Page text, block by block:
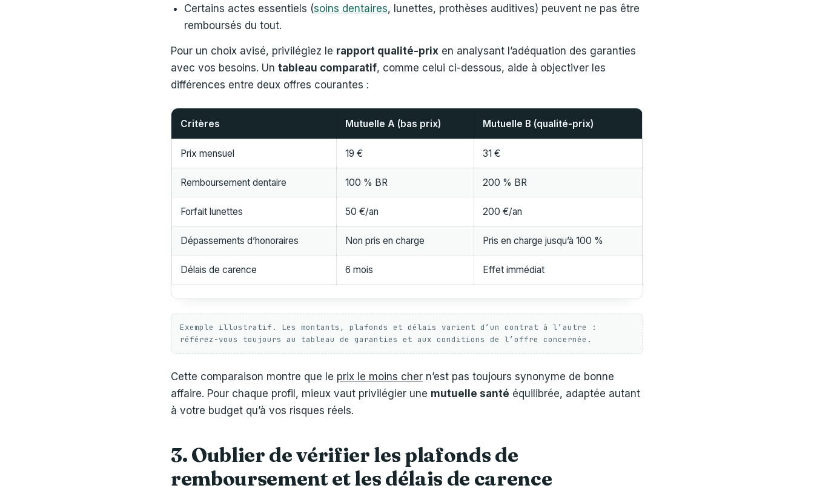
Certains actes essentiels (soins dentaires, lunettes, prothèses auditives) peuvent ne pas être
remboursés du tout.
Pour un choix avisé, privilégiez le rapport qualité-prix en analysant l’adéquation des garanties
avec vos besoins. Un tableau comparatif, comme celui ci-dessous, aide à objectiver les
différences entre deux offres courantes :
Critères Mutuelle A (bas prix) Mutuelle B (qualité-prix)
Prix mensuel 19 € 31 €
Remboursement dentaire 100 % BR 200 % BR
Forfait lunettes 50 €/an 200 €/an
Dépassements d’honoraires Non pris en charge Pris en charge jusqu’à 100 %
Délais de carence 6 mois Effet immédiat
Exemple illustratif. Les montants, plafonds et délais varient d’un contrat à l’autre :
référez-vous toujours au tableau de garanties et aux conditions de l’offre concernée.
Cette comparaison montre que le prix le moins cher n’est pas toujours synonyme de bonne
affaire. Pour chaque profil, mieux vaut privilégier une mutuelle santé équilibrée, adaptée autant
à votre budget qu’à vos risques réels.
3. Oublier de vérifier les plafonds de
remboursement et les délais de carence